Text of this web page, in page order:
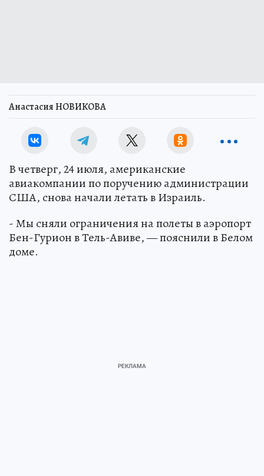
Анастасия НОВИКОВА
В четверг, 24 июля, американские
авиакомпании по поручению администрации
США, снова начали летать в Израиль.
- Мы сняли ограничения на полеты в аэропорт
Бен-Гурион в Тель-Авиве, — пояснили в Белом
доме.